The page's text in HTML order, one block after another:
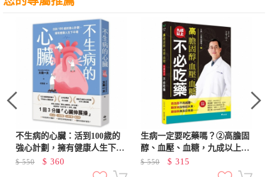
不生病的心臟：活到100歲的
強心計劃，擁有健康人生下半
場
$550 $ 360
生病一定要吃藥嗎？②高膽固
醇、血壓、血糖，九成以上不
必吃藥：高血壓不用減鹽、糖
尿病別怕吃水果、膽固醇真面
$550 $ 315